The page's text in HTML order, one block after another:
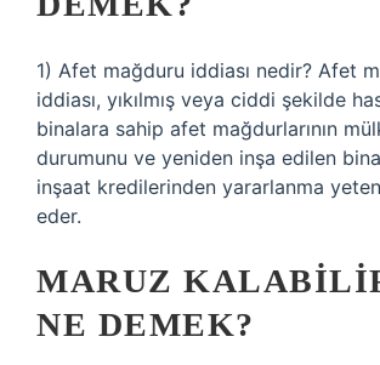
1) Afet mağduru iddiası nedir? Afet
iddiası, yıkılmış veya ciddi şekilde
binalara sahip afet mağdurlarının
durumunu ve yeniden inşa edilen
inşaat kredilerinden yararlanma
eder.
MARUZ
NE DEMEK?